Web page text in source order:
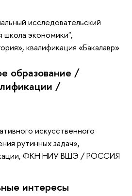
исследовательский
школа экономики",
квалификация «Бакалавр»
образование /
/
искусственного
рутинных задач»,
, ФКН НИУ ВШЭ / РОССИЯ
интересы